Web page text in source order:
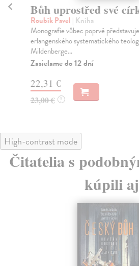
Bůh uprostřed své
Roubík Pavel | Kniha
Monografie vůbec poprvé
erlangenského systematického
Mildenberge...
Zasielame do 12 dní
22,31 €
23,00 € ?
High-contrast mode
Čitatelia s
kúpili